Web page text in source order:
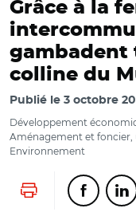
Grâce à la
gambadent
colline du
Publié le 3 octobre
Développement
Aménagement et foncier,
Environnement
Lancer Partager